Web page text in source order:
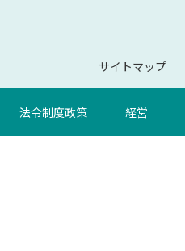
サイトマップ
法令制度政策 経営